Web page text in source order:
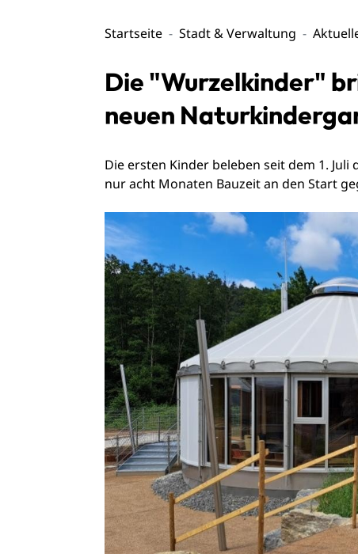
Startseite Stadt & Verwaltung
Die "Wurzelkinder"
neuen
Die ersten Kinder beleben seit dem 1.
nur acht Monaten Bauzeit an den Start